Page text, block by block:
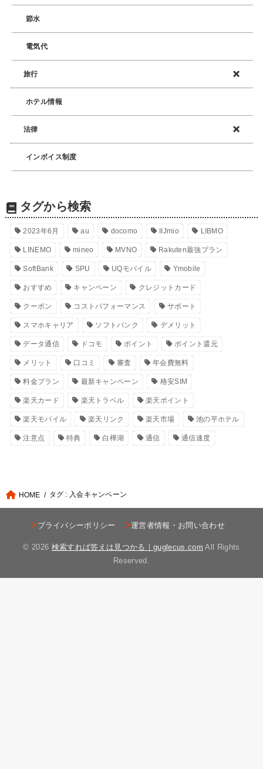
節水
電気代
旅行
ホテル情報
法律
インボイス制度
タグから検索
2023年6月 au docomo IIJmio LIBMO
LINEMO mineo MVNO Rakuten最強プラン
SoftBank SPU UQモバイル Ymobile
おすすめ キャンペーン クレジットカード
クーポン コストパフォーマンス サポート
スマホキャリア ソフトバンク デメリット
データ通信 ドコモ ポイント ポイント還元
メリット 口コミ 審査 年会費無料
料金プラン 最新キャンペーン 格安SIM
楽天カード 楽天トラベル 楽天ポイント
楽天モバイル 楽天リンク 楽天市場 池の平ホテル
注意点 特典 白樺湖 通信 通信速度
HOME タグ : 入会キャンペーン
プライバシーポリシー 運営者情報・お問い合わせ
© 2026 検索すれば答えは見つかる｜guglecus.com All Rights
Reserved.